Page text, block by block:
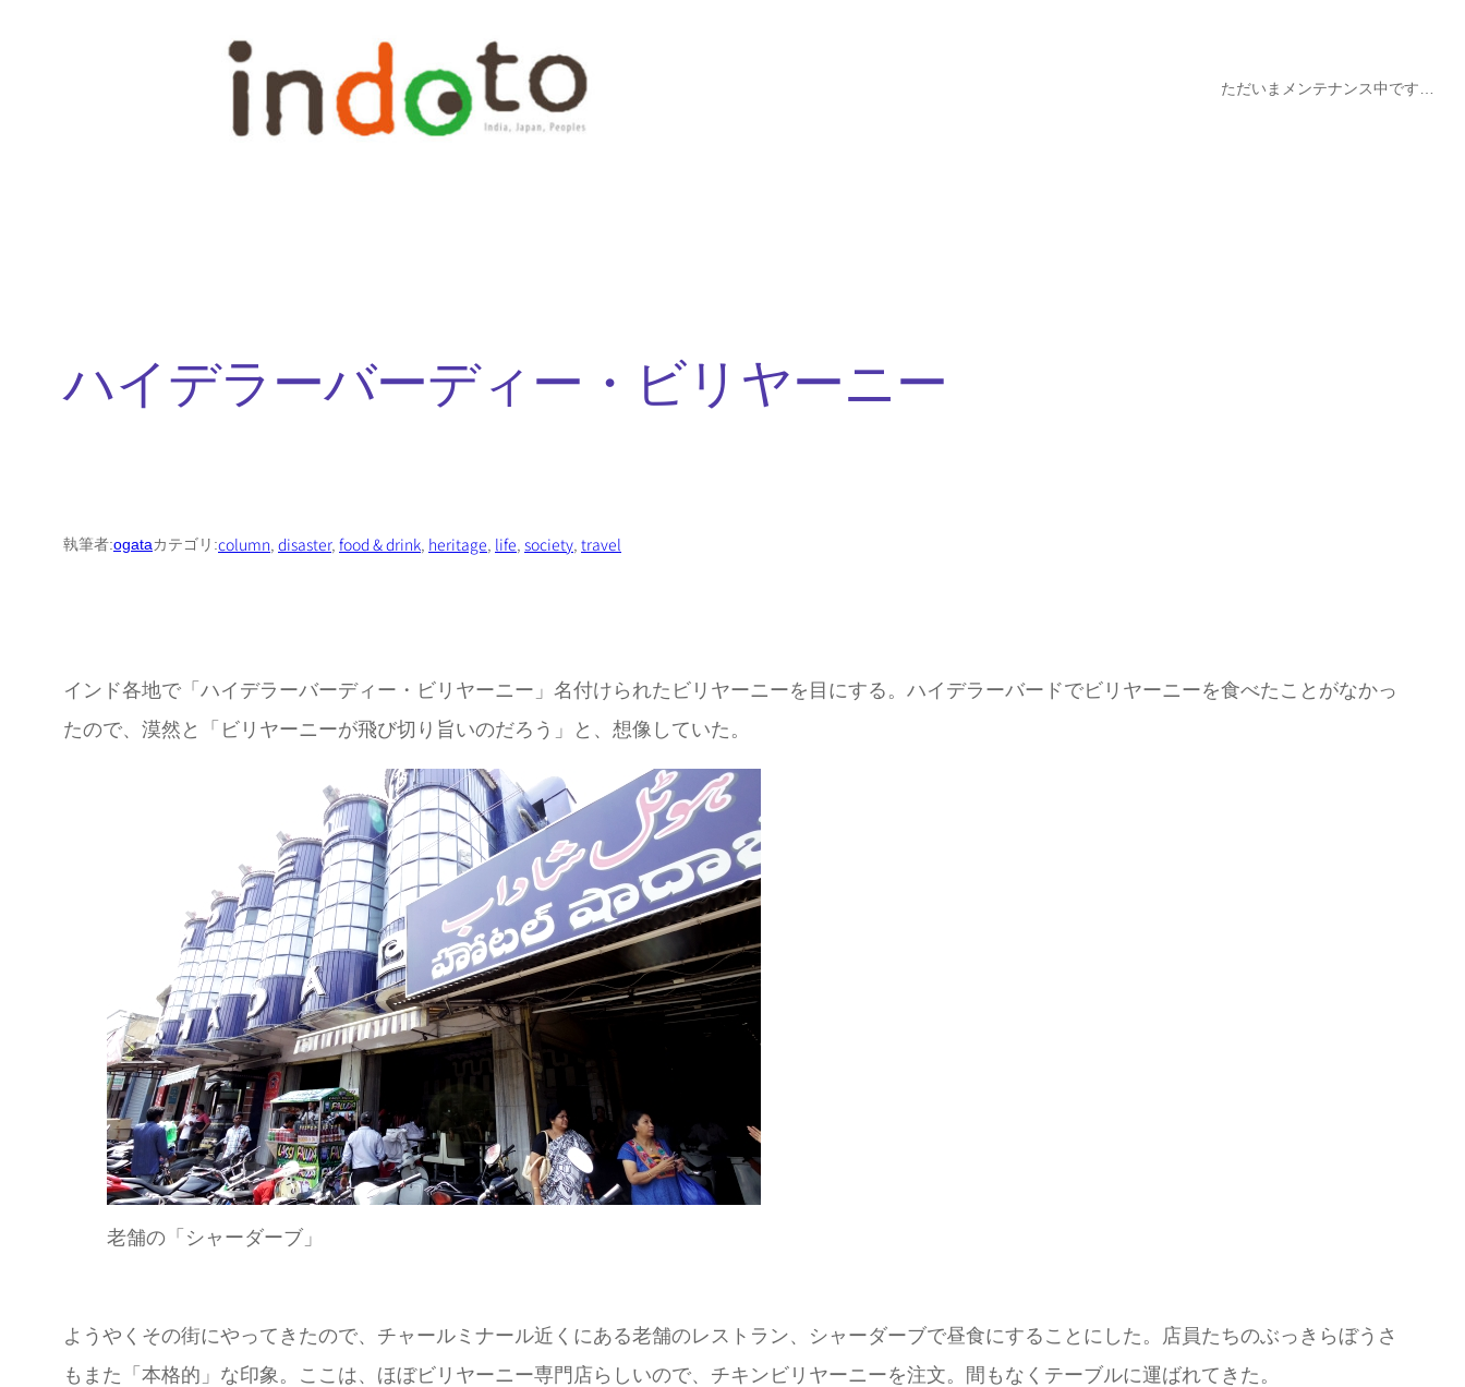
ただいまメンテナンス中です…
ハイデラーバーディー・ビリヤーニー
執筆者:ogataカテゴリ:column, disaster, food & drink, heritage, life, society, travel
インド各地で「ハイデラーバーディー・ビリヤーニー」名付けられたビリヤーニーを目にする。ハイデラーバードでビリヤーニーを食べたことがなかっ
たので、漠然と「ビリヤーニーが飛び切り旨いのだろう」と、想像していた。
老舗の「シャーダーブ」
ようやくその街にやってきたので、チャールミナール近くにある老舗のレストラン、シャーダーブで昼食にすることにした。店員たちのぶっきらぼうさ
もまた「本格的」な印象。ここは、ほぼビリヤーニー専門店らしいので、チキンビリヤーニーを注文。間もなくテーブルに運ばれてきた。